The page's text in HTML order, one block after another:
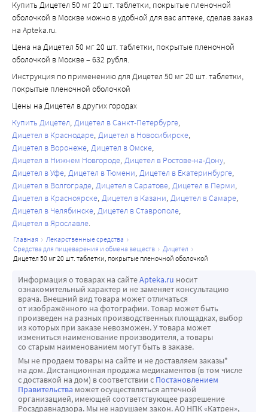
Купить Дицетел 50 мг 20 шт. таблетки, покрытые пленочной
оболочкой в Москве можно в удобной для вас аптеке, сделав заказ
на Apteka.ru.
Цена на Дицетел 50 мг 20 шт. таблетки, покрытые пленочной
оболочкой в Москве – 632 рубля.
Инструкция по применению для Дицетел 50 мг 20 шт. таблетки,
покрытые пленочной оболочкой
Цены на Дицетел в других городах
Купить Дицетел Дицетел в Санкт-Петербурге
Дицетел в Краснодаре Дицетел в Новосибирске
Дицетел в Воронеже Дицетел в Омске
Дицетел в Нижнем Новгороде Дицетел в Ростове-на-Дону
Дицетел в Уфе Дицетел в Тюмени Дицетел в Екатеринбурге
Дицетел в Волгограде Дицетел в Саратове Дицетел в Перми
Дицетел в Красноярске Дицетел в Казани Дицетел в Самаре
Дицетел в Челябинске Дицетел в Ставрополе
Дицетел в Ярославле
главная
лекарственные средства
средства для пищеварения и обмена веществ
дицетел
дицетел 50 мг 20 шт. таблетки, покрытые пленочной оболочкой
Информация о товарах на сайтеApteka.ru носит
ознакомительный характер и не заменяет консультацию
врача. Внешний вид товара может отличаться
от изображённого на фотографии. Товар может быть
произведен на разных производственных площадках, выбор
из которых при заказе невозможен. У товара может
измениться наименование производителя, а товары
со старым наименованием могут быть в заказе.
Мы не продаем товары на сайте и не доставляем заказы*
на дом. Дистанционная продажа медикаментов (в том числе
с доставкой на дом) в соответствии с Постановлением
Правительства может осуществляться аптечной
организацией, имеющей соответствующее разрешение
Росздравнадзора. Мы не нарушаем закон. АО НПК «Катрен»,